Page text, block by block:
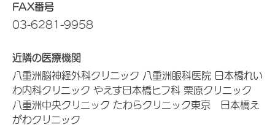
FAX番号
03-6281-9958
近隣の医療機関
八重洲脳神経外科クリニック 八重洲眼科医院 日本橋れい
わ内科クリニック やえす日本橋ヒフ科 栗原クリニック
八重洲中央クリニック たわらクリニック東京 日本橋え
がわクリニック